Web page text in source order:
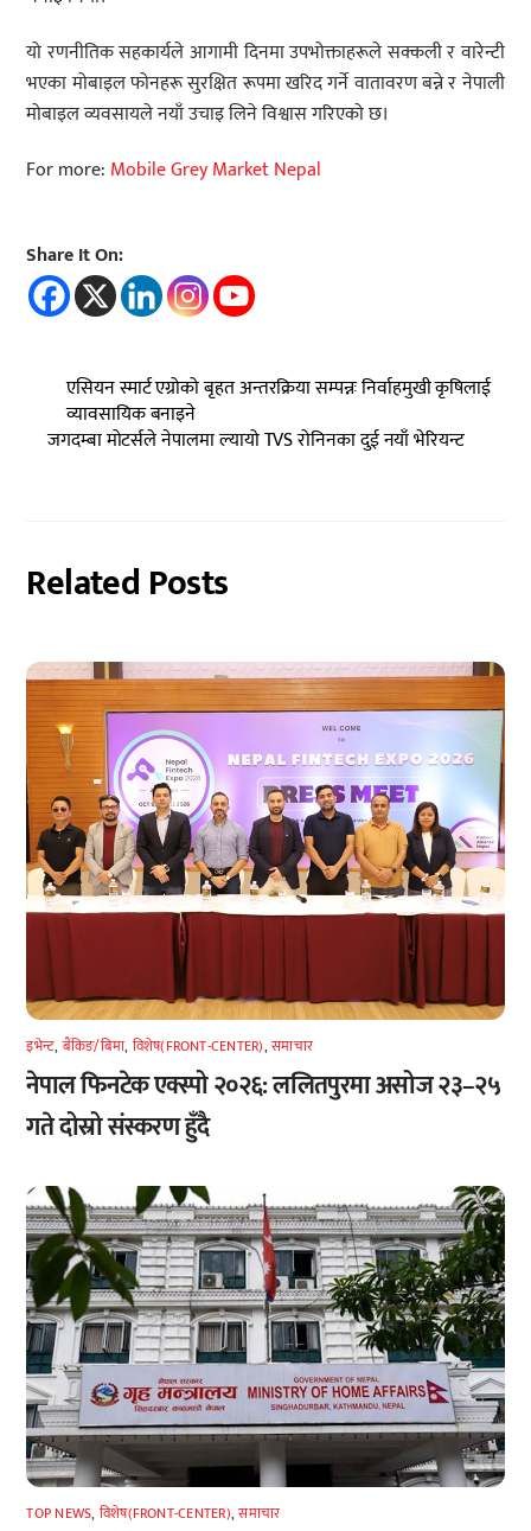
यो रणनीतिक सहकार्यले आगामी दिनमा उपभोक्ताहरूले सक्कली र वारेन्टी
भएका मोबाइल फोनहरू सुरक्षित रूपमा खरिद गर्ने वातावरण बन्ने र नेपाली
मोबाइल व्यवसायले नयाँ उचाइ लिने विश्वास गरिएको छ।
For more: Mobile Grey Market Nepal
Share It On:
एसियन स्मार्ट एग्रोको बृहत अन्तरक्रिया सम्पन्नः निर्वाहमुखी कृषिलाई
व्यावसायिक बनाइने
जगदम्बा मोटर्सले नेपालमा ल्यायो TVS रोनिनका दुई नयाँ भेरियन्ट
Related Posts
इभेन्ट, बैंकिङ/बिमा, विशेष(FRONT-CENTER),समाचार
नेपाल फिनटेक एक्स्पो २०२६: ललितपुरमा असोज २३–२५
गते दोस्रो संस्करण हुँदै
TOP NEWS, विशेष(FRONT-CENTER),समाचार